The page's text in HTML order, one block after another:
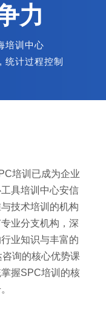
力
培训中心
, 统计过程控制
培训已成为企业
具培训中心安信
技术培训的机构
业分支机构，深
业知识与丰富的
询的核心优势课
握SPC培训的核